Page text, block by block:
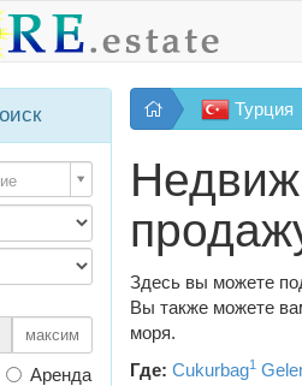
Турция
Здесь вы можете
Вы также можете
моря.
Где: Cukurbag1
Аренда